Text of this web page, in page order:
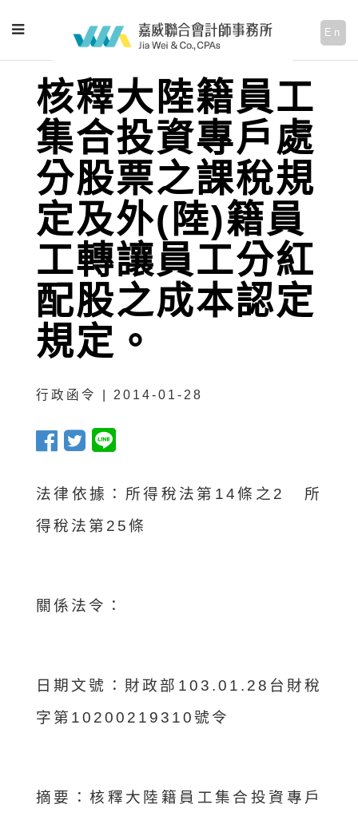
En
核釋大陸籍員工
集合投資專戶處
分股票之課稅規
定及外(陸)籍員
工轉讓員工分紅
配股之成本認定
規定。
行政函令 | 2014-01-28
法律依據：所得稅法第14條之2 所
得稅法第25條
關係法令：
日期文號： 財政部103.01.28台財稅
字第10200219310號令
摘要：核釋大陸籍員工集合投資專戶